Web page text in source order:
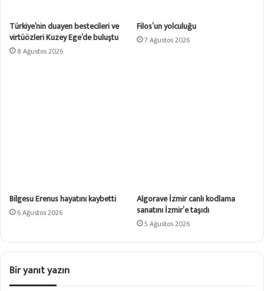
Türkiye’nin duayen bestecileri ve
virtüözleri Kuzey Ege’de buluştu
8 Ağustos 2026
Filos’un yolculuğu
7 Ağustos 2026
Bilgesu Erenus hayatını kaybetti
6 Ağustos 2026
Algorave İzmir canlı kodlama
sanatını İzmir’e taşıdı
5 Ağustos 2026
Bir yanıt yazın